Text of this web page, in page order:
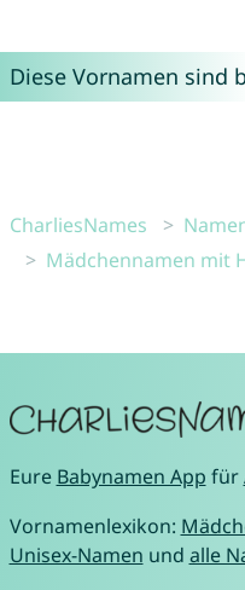
Diese Vornamen sind
CharliesNames
Mädchennamen mit
Eure Babynamen App für
Vornamenlexikon:
Unisex-Namen und alle